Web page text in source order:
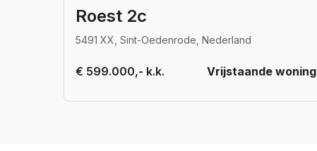
Roest 2c
5491 XX, Sint-Oedenrode, Nederland
€ 599.000,- k.k. Vrijstaande woning